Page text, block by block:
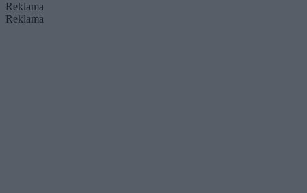
Reklama
Reklama